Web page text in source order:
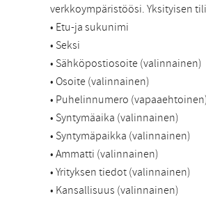
verkkoympäristöösi. Yksityisen
• Etu-ja sukunimi
• Seksi
• Sähköpostiosoite (valinnainen)
• Osoite (valinnainen)
• Puhelinnumero
• Syntymäaika (valinnainen)
• Syntymäpaikka (valinnainen)
• Ammatti (valinnainen)
• Yrityksen tiedot (valinnainen)
• Kansallisuus (valinnainen)